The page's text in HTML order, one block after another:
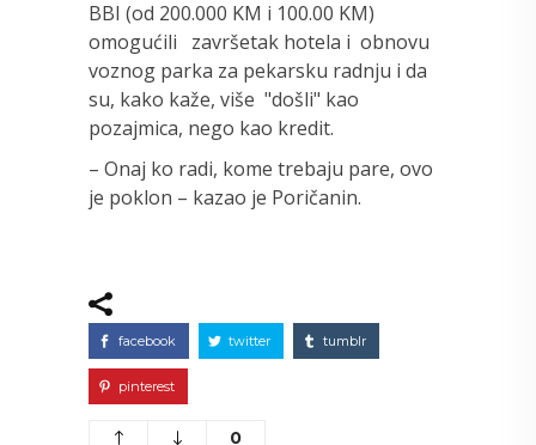
BBI (od 200.000 KM i 100.00 KM)
omogućili završetak hotela i obnovu
voznog parka za pekarsku radnju i da
su, kako kaže, više "došli" kao
pozajmica, nego kao kredit.
– Onaj ko radi, kome trebaju pare, ovo
je poklon – kazao je Poričanin.
facebook twitter tumblr
pinterest
0